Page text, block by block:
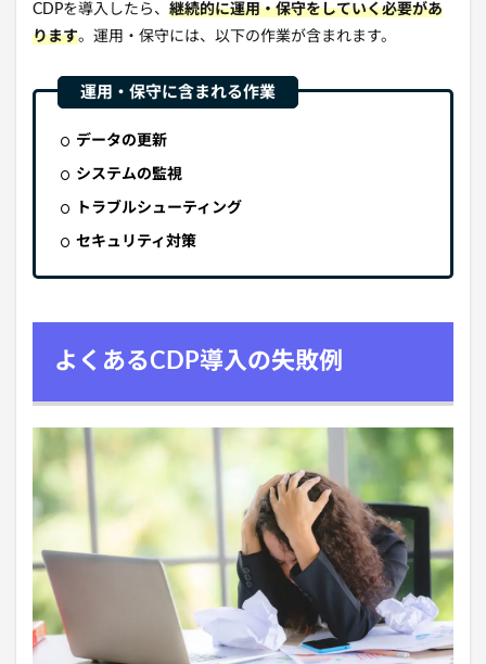
CDPを導入したら、 継続的に運用・保守をしていく必要があ
ります。 運用・保守には、 以下の作業が含まれます。
データの更新
システムの監視
トラブルシューティング
セキュリティ対策
よくあるCDP導入の失敗例